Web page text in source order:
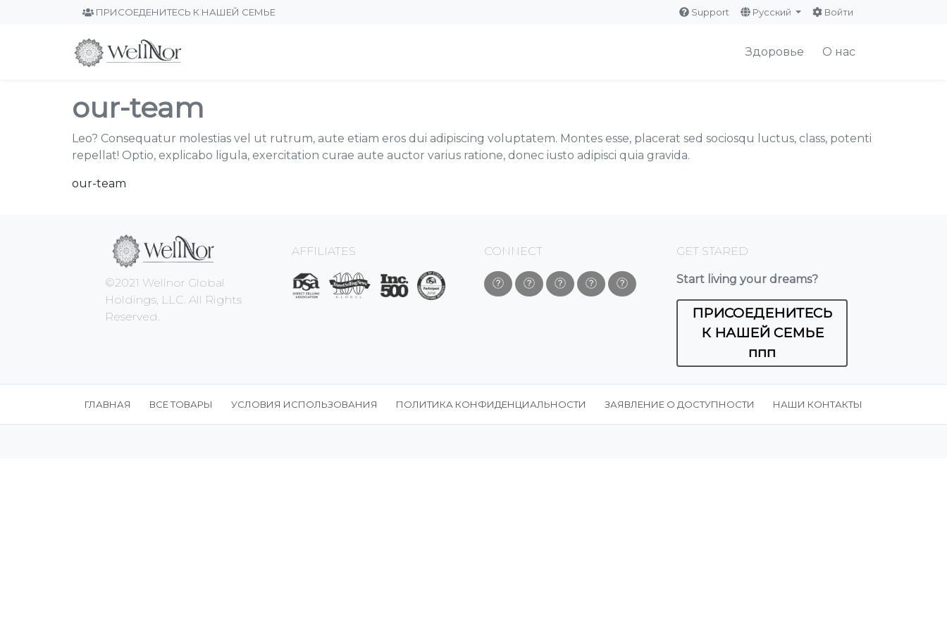
ПРИСОЕДЕНИТЕСЬ К НАШЕЙ СЕМЬЕ Support Русский Войти
О нас
Здоровье
our-team
Leo? Consequatur molestias vel ut rutrum, aute etiam eros dui adipiscing voluptatem. Montes esse, placerat sed sociosqu luctus, class, potenti
repellat! Optio, explicabo ligula, exercitation curae aute auctor varius ratione, donec iusto adipisci quia gravida.
our-team
©2021 Wellnor Global
Holdings, LLC. All Rights
Reserved.
AFFILIATES CONNECT GET STARED
Start living your dreams?
ПРИСОЕДЕНИТЕСЬ
К НАШЕЙ СЕМЬЕ
ппп
ГЛАВНАЯ ВСЕ ТОВАРЫ УСЛОВИЯ ИСПОЛЬЗОВАНИЯ ПОЛИТИКА КОНФИДЕНЦИАЛЬНОСТИ ЗАЯВЛЕНИЕ О ДОСТУПНОСТИ НАШИ КОНТАКТЫ